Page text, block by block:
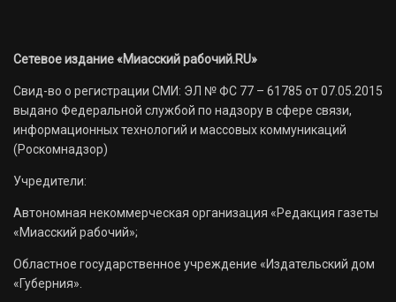
Сетевое издание «Миасский рабочий.RU»
Свид-во о регистрации СМИ: ЭЛ № ФС 77 – 61785 от 07.05.2015
выдано Федеральной службой по надзору в сфере связи,
информационных технологий и массовых коммуникаций
(Роскомнадзор)
Учредители:
Автономная некоммерческая организация «Редакция газеты
«Миасский рабочий»;
Областное государственное учреждение «Издательский дом
«Губерния».